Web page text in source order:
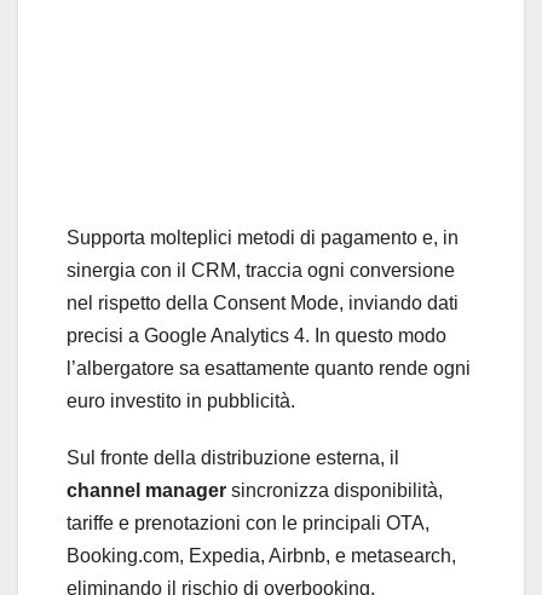
Supporta molteplici metodi di pagamento e, in
sinergia con il CRM, traccia ogni conversione
nel rispetto della Consent Mode, inviando dati
precisi a Google Analytics 4. In questo modo
l’albergatore sa esattamente quanto rende ogni
euro investito in pubblicità.
Sul fronte della distribuzione esterna, il
channel manager sincronizza disponibilità,
tariffe e prenotazioni con le principali OTA,
Booking.com, Expedia, Airbnb, e metasearch,
eliminando il rischio di overbooking.